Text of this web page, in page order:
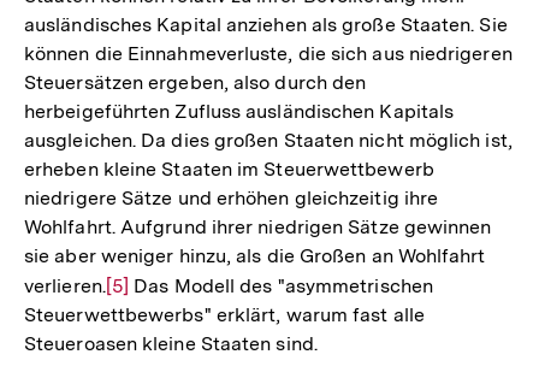
ausländisches Kapital anziehen als große Staaten. Sie
können die Einnahmeverluste, die sich aus niedrigeren
Steuersätzen ergeben, also durch den
herbeigeführten Zufluss ausländischen Kapitals
ausgleichen. Da dies großen Staaten nicht möglich ist,
erheben kleine Staaten im Steuerwettbewerb
niedrigere Sätze und erhöhen gleichzeitig ihre
Wohlfahrt. Aufgrund ihrer niedrigen Sätze gewinnen
sie aber weniger hinzu, als die Großen an Wohlfahrt
verlieren.Zur
Auflösung
der
[5] Das Modell des "asymmetrischen
Steuerwettbewerbs" erklärt, warum fast alle
Steueroasen kleine Staaten sind.